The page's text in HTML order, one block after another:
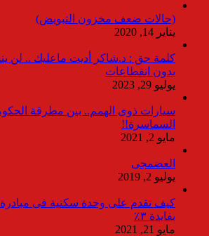
(حالات ضعف مخزون التبويض)
يناير 14, 2020
بدون انقطاعات
يوليو 29, 2023
سيارات ذوى الهمم.. بين مطرقة
السماسرة!!
مايو 2, 2021
العضمجى
يوليو 2, 2019
كيف تقدم على وحدة سكنية فى مبادرة
بفايدة ٣٪
مايو 21, 2021